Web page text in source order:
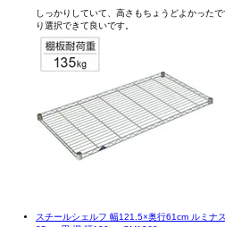
しっかりしていて、高さもちょうどよかった
り選択できて良いです。
スチールシェルフ 幅121.5×奥行61cm ルミナ